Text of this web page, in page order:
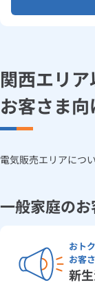
関西エリア
お客さま向
電気販売エリアにつ
一般家庭の
おト
お客
新